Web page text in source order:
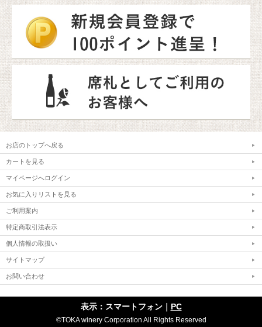
お店のトップへ戻る
カートを見る
マイページへログイン
お気に入りリストを見る
ご利用案内
特定商取引法表示
個人情報の取扱い
サイトマップ
お問い合わせ
表示：スマートフォン｜ PC
©TOKA winery Corporation All Rights Reserved